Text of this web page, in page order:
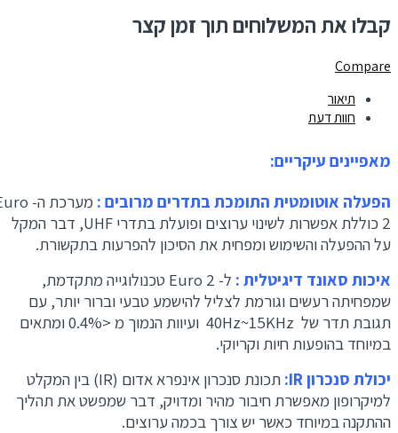
קבלו את המשלוחים תוך זמן קצר
Compare
תיאור
חוות דעת
מאפיינים עיקריים:
הפעלה אוטומטית התומכת בתדרים מרובים :
מערכת ה- Euro
2 כוללת אפשרות לשינוי ערוצים ופועלת בתדרי UHF, דבר המקל
על ההפעלה והשימוש ומפחית את הסיכון להפרעות בתקשורת.
איכות סאונד דיגיטלית :
ל- Euro 2 טכנולוגייה מתקדמת,
שמפחיתה רעשים וגורמת לצליל להישמע טבעי וברור יותר, עם
תגובת תדר של 40Hz~15KHz ועיוות הנמוך מ <0.4% ומתאים
במיוחד בהופעות חיות וקריוקי.
יכולת סנכרון IR:
תכונת סנכרון אינפרא אדום (IR) בין
המקלט
למיקרופון מאפשרת חיבור מהיר ומדויק, דבר שמפשט את תהליך
ההתקנה במיוחד כאשר יש צורך בכמה ערוצים.